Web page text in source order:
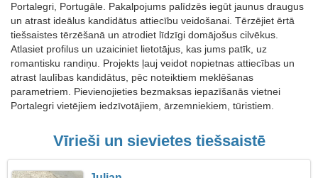
Portalegri, Portugāle. Pakalpojums palīdzēs iegūt jaunus draugus
un atrast ideālus kandidātus attiecību veidošanai. Tērzējiet ērtā
tiešsaistes tērzēšanā un atrodiet līdzīgi domājošus cilvēkus.
Atlasiet profilus un uzaiciniet lietotājus, kas jums patīk, uz
romantisku randiņu. Projekts ļauj veidot nopietnas attiecības un
atrast laulības kandidātus, pēc noteiktiem meklēšanas
parametriem. Pievienojieties bezmaksas iepazīšanās vietnei
Portalegri vietējiem iedzīvotājiem, ārzemniekiem, tūristiem.
Vīrieši un sievietes tiešsaistē